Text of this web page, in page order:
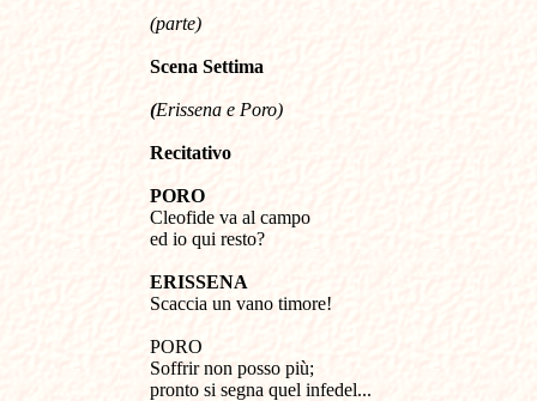
(parte)
Scena Settima
(Erissena e Poro)
Recitativo
PORO
Cleofide va al campo
ed io qui resto?
ERISSENA
Scaccia un vano timore!
PORO
Soffrir non posso più;
pronto si segna quel infedel...